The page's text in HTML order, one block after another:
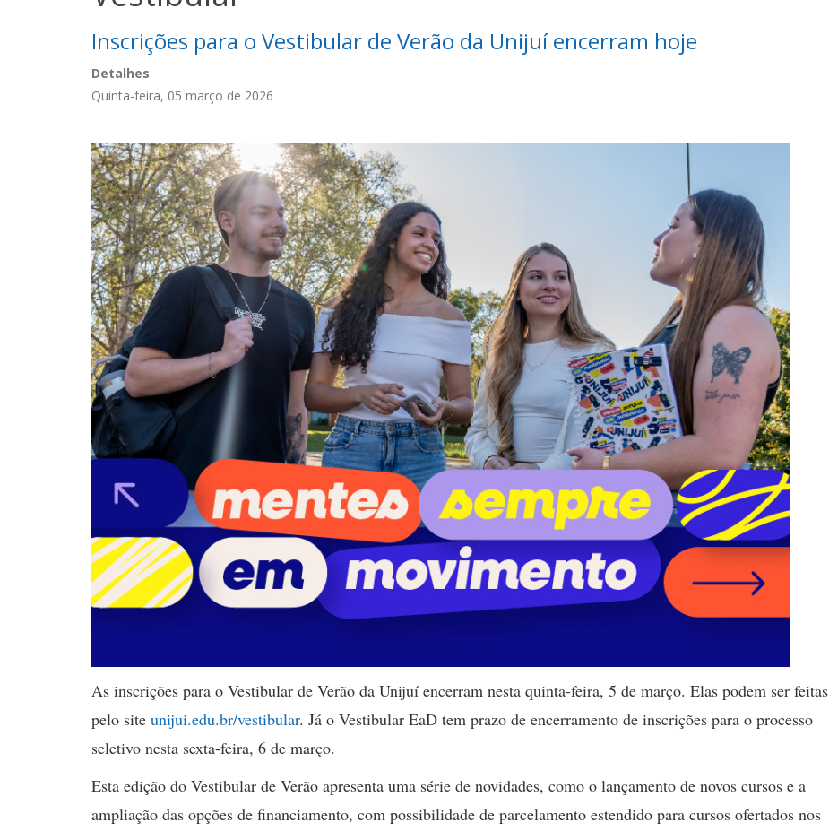
Inscrições para o Vestibular de Verão da Unijuí encerram hoje
Detalhes
Quinta-feira, 05 março de 2026
As inscrições para o Vestibular de Verão da Unijuí encerram nesta quinta-feira, 5 de março. Elas podem ser feitas
pelo site unijui.edu.br/vestibular. Já o Vestibular EaD tem prazo de encerramento de inscrições para o processo
seletivo nesta sexta-feira, 6 de março.
Esta edição do Vestibular de Verão apresenta uma série de novidades, como o lançamento de novos cursos e a
ampliação das opções de financiamento, com possibilidade de parcelamento estendido para cursos ofertados nos